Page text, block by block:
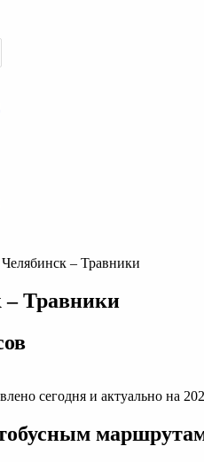
– Травники
– Травники
сегодня и актуально на